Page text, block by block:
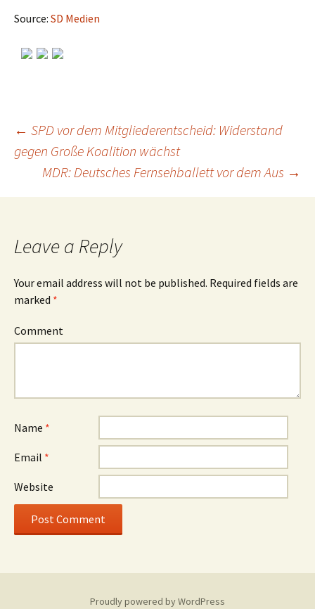
Source: SD Medien
Post
navigation
← SPD vor dem Mitgliederentscheid: Widerstand
gegen Große Koalition wächst
MDR: Deutsches Fernsehballett vor dem Aus →
Leave a Reply
Your email address will not be published. Required fields are
marked *
Comment
Name *
Email *
Website
Proudly powered by WordPress